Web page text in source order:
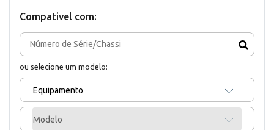
Compativel com:
ou selecione um modelo:
Equipamento
Modelo